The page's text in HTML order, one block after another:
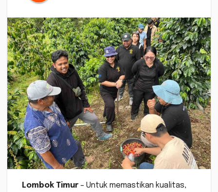
Lombok Timur – Untuk memastikan kualitas,